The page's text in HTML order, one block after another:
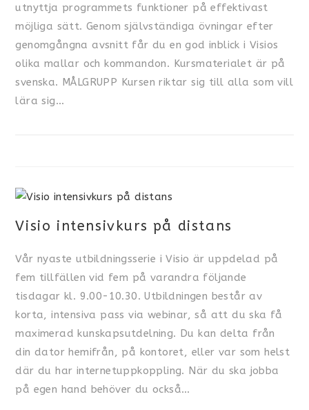
utnyttja programmets funktioner på effektivast
möjliga sätt. Genom självständiga övningar efter
genomgångna avsnitt får du en god inblick i Visios
olika mallar och kommandon. Kursmaterialet är på
svenska. MÅLGRUPP Kursen riktar sig till alla som vill
lära sig…
Visio intensivkurs på distans
Vår nyaste utbildningsserie i Visio är uppdelad på
fem tillfällen vid fem på varandra följande
tisdagar kl. 9.00-10.30. Utbildningen består av
korta, intensiva pass via webinar, så att du ska få
maximerad kunskapsutdelning. Du kan delta från
din dator hemifrån, på kontoret, eller var som helst
där du har internetuppkoppling. När du ska jobba
på egen hand behöver du också…